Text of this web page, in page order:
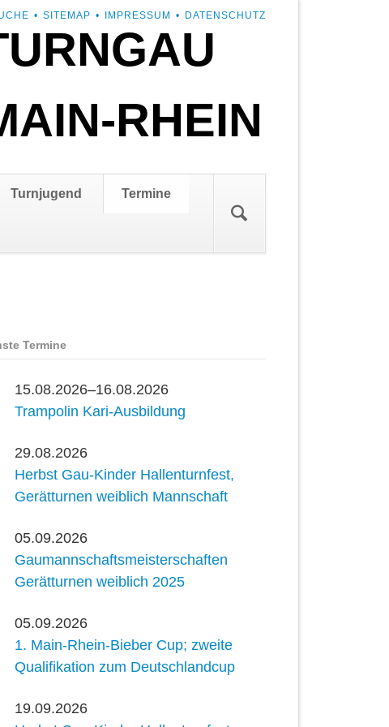
RHEIN
SITEMAP IMPRESSUM DATENSCHUTZ
Turnjugend Termine
Termine
15.08.2026–16.08.2026
Trampolin Kari-Ausbildung
29.08.2026
Herbst Gau-Kinder Hallenturnfest,
Gerätturnen weiblich Mannschaft
05.09.2026
Gaumannschaftsmeisterschaften
Gerätturnen weiblich 2025
05.09.2026
1. Main-Rhein-Bieber Cup; zweite
Qualifikation zum Deutschlandcup
19.09.2026